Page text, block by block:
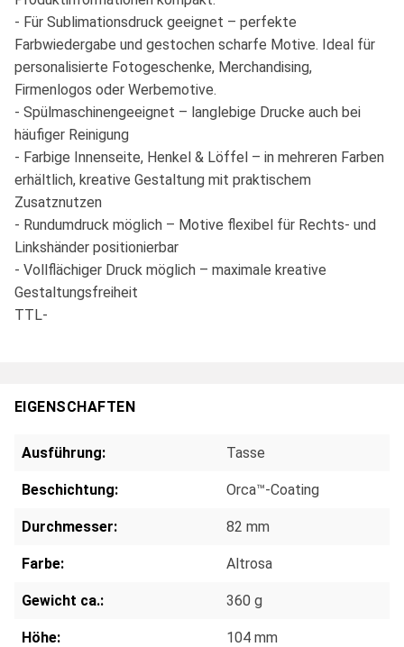
- Für Sublimationsdruck geeignet – perfekte
Farbwiedergabe und gestochen scharfe Motive. Ideal für
personalisierte Fotogeschenke, Merchandising,
Firmenlogos oder Werbemotive.
- Spülmaschinengeeignet – langlebige Drucke auch bei
häufiger Reinigung
- Farbige Innenseite, Henkel & Löffel – in mehreren Farben
erhältlich, kreative Gestaltung mit praktischem
Zusatznutzen
- Rundumdruck möglich – Motive flexibel für Rechts- und
Linkshänder positionierbar
- Vollflächiger Druck möglich – maximale kreative
Gestaltungsfreiheit
TTL-
EIGENSCHAFTEN
Ausführung: Tasse
Beschichtung: Orca™-Coating
Durchmesser: 82 mm
Farbe: Altrosa
Gewicht ca.: 360 g
Höhe: 104 mm